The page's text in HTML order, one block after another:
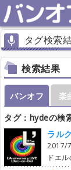
タグ検索
検索結果
バンオフ
楽
タグ：hydeの検
ラル
2017/
ドエルのための、ラニバ再現セッションです。 楽器隊は固定のため、Ｖｏ